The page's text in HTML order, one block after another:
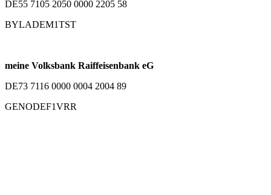
DE55 7105 2050 0000 2205 58
BYLADEM1TST
meine Volksbank Raiffeisenbank eG
DE73 7116 0000 0004 2004 89
GENODEF1VRR